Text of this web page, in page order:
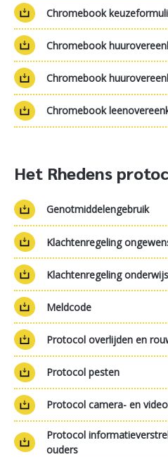
Chromebook
Chromebook
Chromebook
Chromebook
Het Rhedens
Genotmiddelengebruik
Klachtenregeling
Klachtenregeling
Meldcode
Protocol overlijden en
Protocol pesten
Protocol camera- en
Protocol
ouders